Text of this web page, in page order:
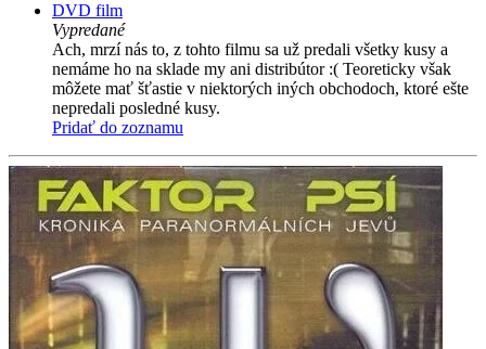
DVD film
Vypredané
Ach, mrzí nás to, z tohto filmu sa už predali všetky kusy a
nemáme ho na sklade my ani distribútor :( Teoreticky však
môžete mať šťastie v niektorých iných obchodoch, ktoré ešte
nepredali posledné kusy.
Pridať do zoznamu